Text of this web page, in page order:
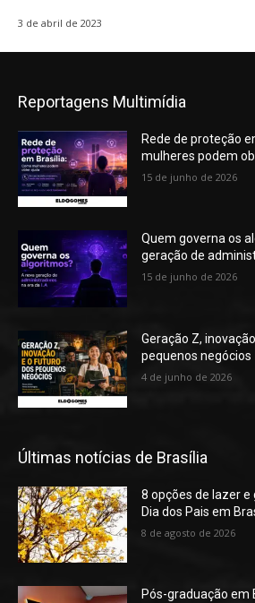
3 de abril de 2023
Reportagens Multimídia
Rede de proteção
mulheres podem
15 de junho de 2026
Quem governa os
geração de
15 de junho de 2026
Geração Z,
pequenos negócios
4 de junho de 2026
Últimas notícias de Brasília
8 opções de lazer
Dia dos Pais em
8 de agosto de 2026
Pós-graduação em